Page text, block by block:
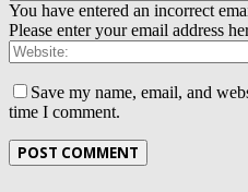
You have entered an incorrect
Please enter your email address
Save my name, email, and
time I comment.